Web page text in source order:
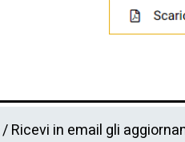
/ Ricevi in email gli